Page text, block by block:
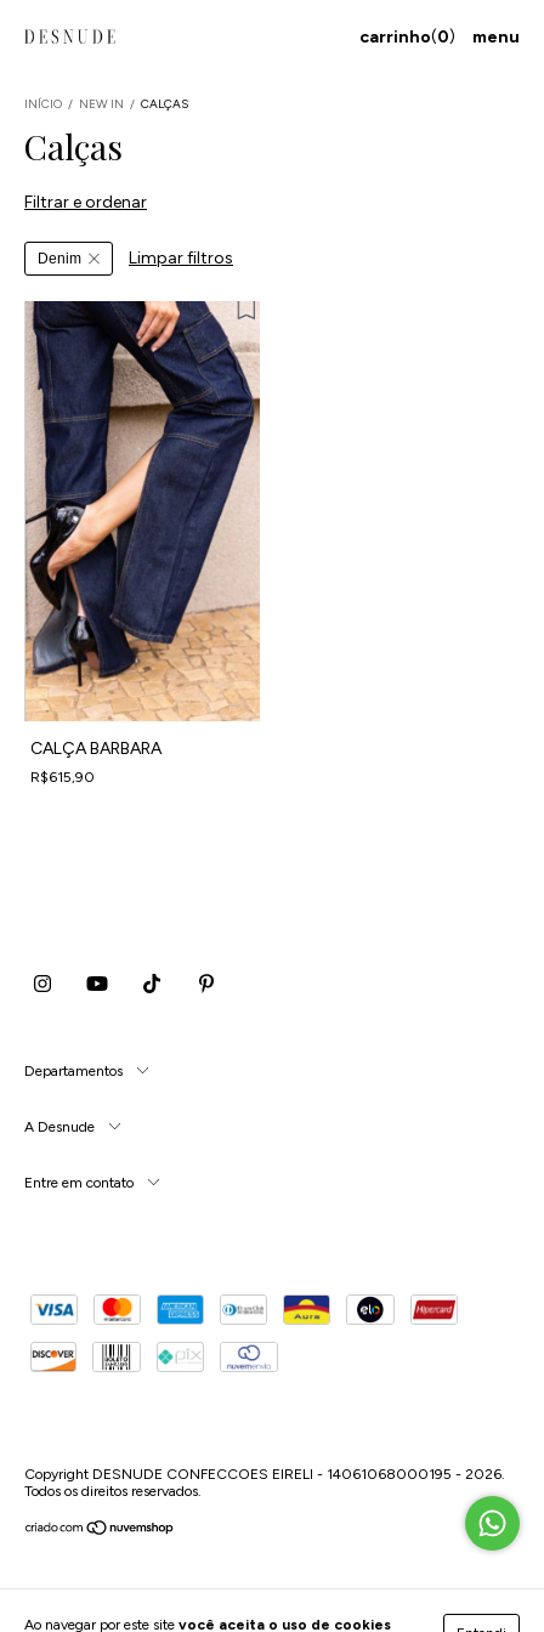
menu
carrinho(0)
Ao navegar por este site você aceita o uso de cookies
INÍCIO / NEW IN / CALÇAS
Calças
Filtrar e ordenar
Denim Limpar filtros
CALÇA BARBARA
R$615,90
Departamentos
A Desnude
Entre em contato
Copyright DESNUDE CONFECCOES EIRELI - 14061068000195 - 2026.
Todos os direitos reservados.